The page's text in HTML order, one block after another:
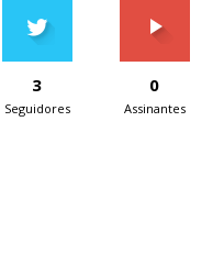
3
Seguidores
0
Assinantes